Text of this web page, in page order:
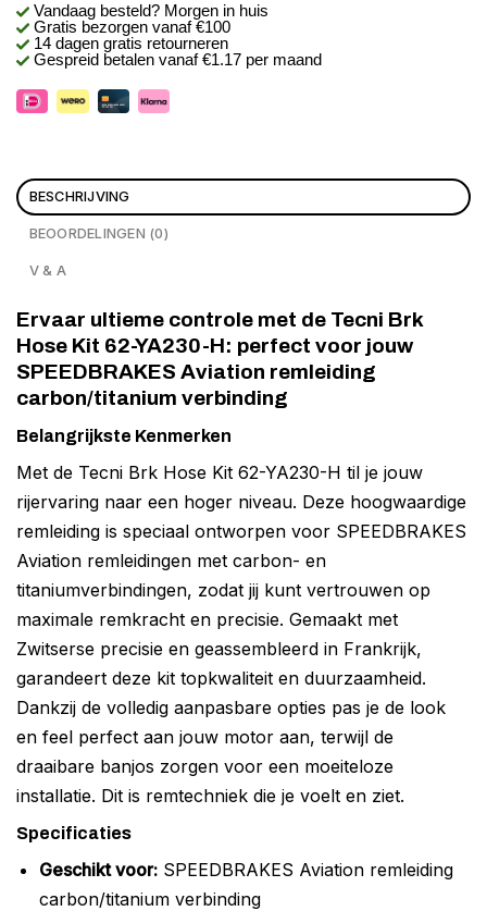
Vandaag besteld? Morgen in huis
Gratis bezorgen vanaf €100
14 dagen gratis retourneren
Gespreid betalen vanaf €1.17 per maand
BESCHRIJVING
BEOORDELINGEN (0)
V & A
Ervaar ultieme controle met de Tecni Brk
Hose Kit 62-YA230-H: perfect voor jouw
SPEEDBRAKES Aviation remleiding
carbon/titanium verbinding
Belangrijkste Kenmerken
Met de Tecni Brk Hose Kit 62-YA230-H til je jouw
rijervaring naar een hoger niveau. Deze hoogwaardige
remleiding is speciaal ontworpen voor SPEEDBRAKES
Aviation remleidingen met carbon- en
titaniumverbindingen, zodat jij kunt vertrouwen op
maximale remkracht en precisie. Gemaakt met
Zwitserse precisie en geassembleerd in Frankrijk,
garandeert deze kit topkwaliteit en duurzaamheid.
Dankzij de volledig aanpasbare opties pas je de look
en feel perfect aan jouw motor aan, terwijl de
draaibare banjos zorgen voor een moeiteloze
installatie. Dit is remtechniek die je voelt en ziet.
Specificaties
Geschikt voor:SPEEDBRAKES Aviation remleiding
carbon/titanium verbinding